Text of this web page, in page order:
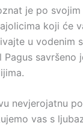
je po
koji će
u vodenim
Pagus savršeno
nevjerojatnu
vas s